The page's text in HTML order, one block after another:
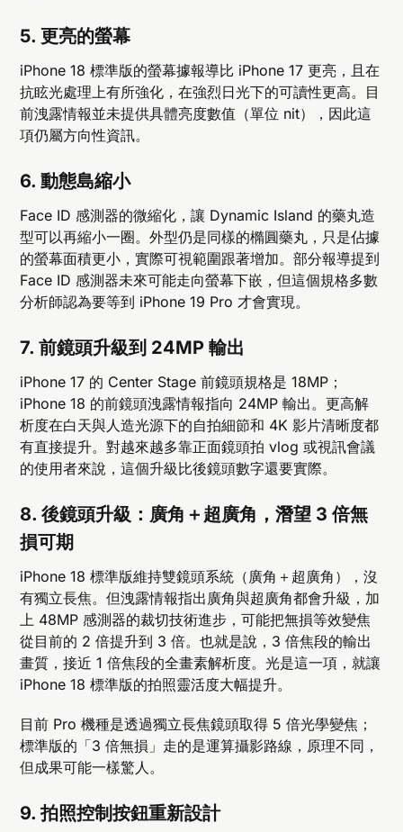
5. 更亮的螢幕
iPhone 18 標準版的螢幕據報導比 iPhone 17 更亮，且在
抗眩光處理上有所強化，在強烈日光下的可讀性更高。目
前洩露情報並未提供具體亮度數值（單位 nit），因此這
項仍屬方向性資訊。
6. 動態島縮小
Face ID 感測器的微縮化，讓 Dynamic Island 的藥丸造
型可以再縮小一圈。外型仍是同樣的橢圓藥丸，只是佔據
的螢幕面積更小，實際可視範圍跟著增加。部分報導提到
Face ID 感測器未來可能走向螢幕下嵌，但這個規格多數
分析師認為要等到 iPhone 19 Pro 才會實現。
7. 前鏡頭升級到 24MP 輸出
iPhone 17 的 Center Stage 前鏡頭規格是 18MP；
iPhone 18 的前鏡頭洩露情報指向 24MP 輸出。更高解
析度在白天與人造光源下的自拍細節和 4K 影片清晰度都
有直接提升。對越來越多靠正面鏡頭拍 vlog 或視訊會議
的使用者來說，這個升級比後鏡頭數字還要實際。
8. 後鏡頭升級：廣角＋超廣角，潛望 3 倍無
損可期
iPhone 18 標準版維持雙鏡頭系統（廣角＋超廣角），沒
有獨立長焦。但洩露情報指出廣角與超廣角都會升級，加
上 48MP 感測器的裁切技術進步，可能把無損等效變焦
從目前的 2 倍提升到 3 倍。也就是說，3 倍焦段的輸出
畫質，接近 1 倍焦段的全畫素解析度。光是這一項，就讓
iPhone 18 標準版的拍照靈活度大幅提升。
目前 Pro 機種是透過獨立長焦鏡頭取得 5 倍光學變焦；
標準版的「3 倍無損」走的是運算攝影路線，原理不同，
但成果可能一樣驚人。
9. 拍照控制按鈕重新設計